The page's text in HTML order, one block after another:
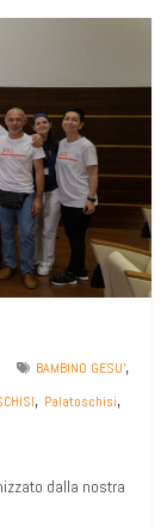
BAMBINO GESU',
, Palatoschisi,
dalla nostra